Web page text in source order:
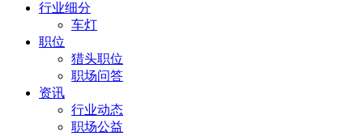
行业细分
车灯
职位
猎头职位
职场问答
资讯
行业动态
职场公益